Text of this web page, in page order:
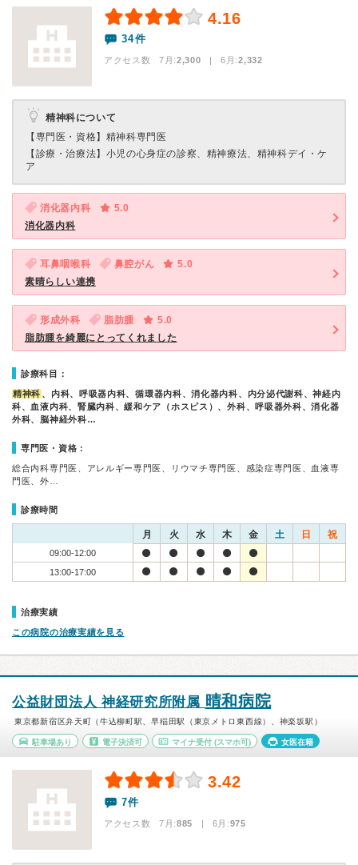
4.16
34件
アクセス数 7月:2,300 | 6月:2,332
精神科について
【専門医・資格】 精神科専門医
【診療・治療法】 小児の心身症の診察、精神療法、精神科デイ・ケ
ア
消化器内科
5.0
消化器内科
耳鼻咽喉科 鼻腔がん
5.0
素晴らしい連携
形成外科 脂肪腫
5.0
脂肪腫を綺麗にとってくれました
診療科目：
精神科 、内科、呼吸器内科、循環器内科、消化器内科、内分泌代謝科、神経内
科、血液内科、腎臓内科、緩和ケア（ホスピス）、外科、呼吸器外科、消化器
外科、脳神経外科…
専門医・資格：
総合内科専門医、アレルギー専門医、リウマチ専門医、感染症専門医、血液専
門医、外…
診療時間
月 火 水 木 金 土 日 祝
09:00-12:00
13:00-17:00
治療実績
この病院の治療実績を見る
公益財団法人 神経研究所附属 晴和病院
東京都新宿区弁天町（牛込柳町駅、早稲田駅（東京メトロ東西線）、神楽坂駅）
駐車場あり 電子決済可 マイナ受付 (スマホ可) 女医在籍
3.42
7件
アクセス数 7月:885 | 6月:975